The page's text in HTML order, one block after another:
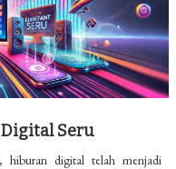
Seru
hiburan digital telah menjadi